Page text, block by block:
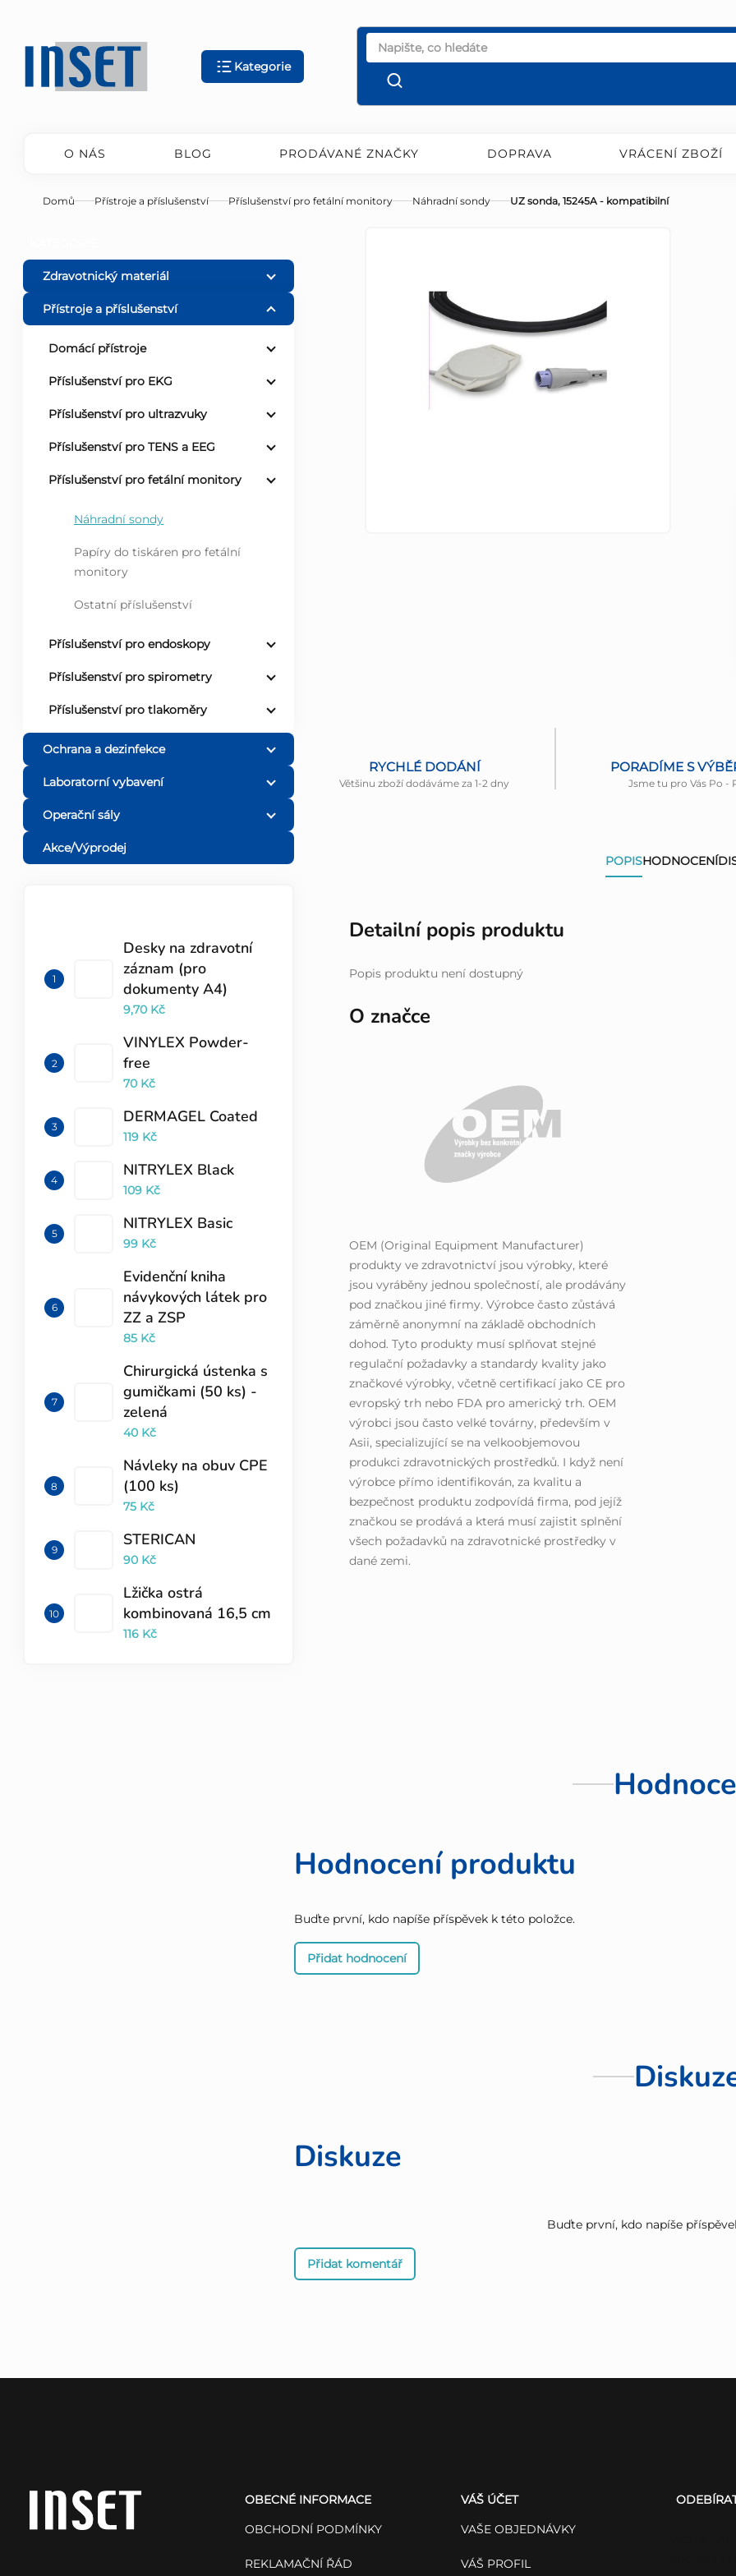
obsah
Kategorie
O NÁS BLOG PRODÁVANÉ ZNAČKY DOPRAVA VRÁCENÍ ZBOŽÍ
Domů Přístroje a příslušenství Příslušenství pro fetální monitory Náhradní sondy UZ sonda, 15245A - kompatibilní
o
s
e
l
Zdravotnický materiál
Přístroje a příslušenství
Domácí přístroje
Příslušenství pro EKG
Příslušenství pro ultrazvuky
Příslušenství pro TENS a EEG
Příslušenství pro fetální monitory
Náhradní sondy
Papíry do tiskáren pro fetální
monitory
Ostatní příslušenství
Příslušenství pro endoskopy
Příslušenství pro spirometry
Příslušenství pro tlakoměry
Ochrana a dezinfekce
Laboratorní vybavení
Operační sály
Akce/Výprodej
Desky na zdravotní
záznam (pro
dokumenty A4)
9,70 Kč
VINYLEX Powder-
free
70 Kč
DERMAGEL Coated
119 Kč
NITRYLEX Black
109 Kč
NITRYLEX Basic
99 Kč
Evidenční kniha
návykových látek pro
ZZ a ZSP
85 Kč
Chirurgická ústenka s
gumičkami (50 ks) -
zelená
40 Kč
Návleky na obuv CPE
(100 ks)
75 Kč
STERICAN
90 Kč
Lžička ostrá
kombinovaná 16,5 cm
116 Kč
RYCHLÉ DODÁNÍ
Většinu zboží dodáváme za 1-2 dny
PORADÍME S
Jsme tu pro Vás Po -
POPISHODNOCENÍ
Detailní popis produktu
Popis produktu není dostupný
O značce
OEM (Original Equipment Manufacturer)
produkty ve zdravotnictví jsou výrobky, které
jsou vyráběny jednou společností, ale prodávány
pod značkou jiné firmy. Výrobce často zůstává
záměrně anonymní na základě obchodních
dohod. Tyto produkty musí splňovat stejné
regulační požadavky a standardy kvality jako
značkové výrobky, včetně certifikací jako CE pro
evropský trh nebo FDA pro americký trh. OEM
výrobci jsou často velké továrny, především v
Asii, specializující se na velkoobjemovou
produkci zdravotnických prostředků. I když není
výrobce přímo identifikován, za kvalitu a
bezpečnost produktu zodpovídá firma, pod jejíž
značkou se prodává a která musí zajistit splnění
všech požadavků na zdravotnické prostředky v
dané zemi.
Hodnocení produktu
Buďte první, kdo napíše příspěvek k této položce.
Přidat hodnocení
Diskuze
Buďte první, kdo napíše
Přidat komentář
OBECNÉ INFORMACE
OBCHODNÍ PODMÍNKY
REKLAMAČNÍ ŘÁD
VÁŠ ÚČET
VAŠE OBJEDNÁVKY
VÁŠ PROFIL